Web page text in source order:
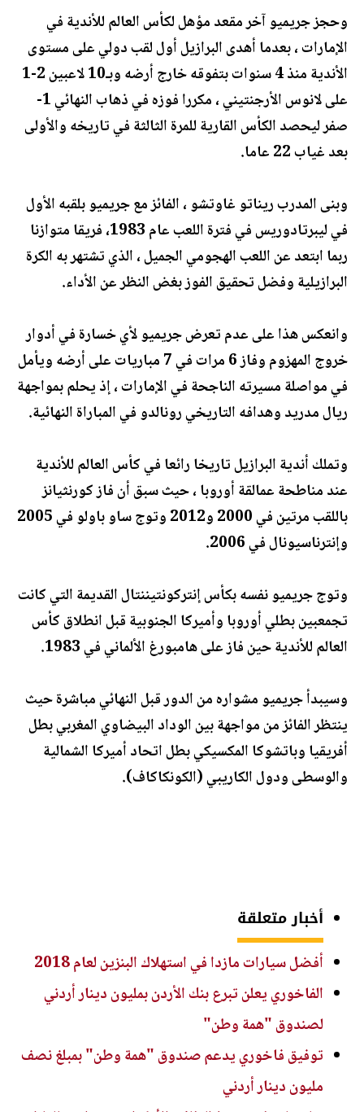
وحجز جريميو آخر مقعد مؤهل لكأس العالم للأندية في
الإمارات ، بعدما أهدى البرازيل أول لقب دولي على مستوى
الأندية منذ 4 سنوات بتفوقه خارج أرضه وبـ10 لاعبين 2-1
على لانوس الأرجنتيني ، مكررا فوزه في ذهاب النهائي 1-
صفر ليحصد الكأس القارية للمرة الثالثة في تاريخه والأولى
بعد غياب 22 عاما.
وبنى المدرب ريناتو غاوتشو ، الفائز مع جريميو بلقبه الأول
في ليبرتادوريس في فترة اللعب عام 1983، فريقا متوازنا
ربما ابتعد عن اللعب الهجومي الجميل ، الذي تشتهر به الكرة
البرازيلية وفضل تحقيق الفوز بغض النظر عن الأداء.
وانعكس هذا على عدم تعرض جريميو لأي خسارة في أدوار
خروج المهزوم وفاز 6 مرات في 7 مباريات على أرضه ويأمل
في مواصلة مسيرته الناجحة في الإمارات ، إذ يحلم بمواجهة
ريال مدريد وهدافه التاريخي رونالدو في المباراة النهائية.
وتملك أندية البرازيل تاريخا رائعا في كأس العالم للأندية
عند مناطحة عمالقة أوروبا ، حيث سبق أن فاز كورنثيانز
باللقب مرتين في 2000 و2012 وتوج ساو باولو في 2005
وإنترناسيونال في 2006.
وتوج جريميو نفسه بكأس إنتركونتيننتال القديمة التي كانت
تجمعبين بطلي أوروبا وأميركا الجنوبية قبل انطلاق كأس
العالم للأندية حين فاز على هامبورغ الألماني في 1983.
وسيبدأ جريميو مشواره من الدور قبل النهائي مباشرة حيث
ينتظر الفائز من مواجهة بين الوداد البيضاوي المغربي بطل
أفريقيا وباتشوكا المكسيكي بطل اتحاد أميركا الشمالية
والوسطى ودول الكاريبي (الكونكاكاف).
أخبار متعلقة
أفضل سيارات مازدا في استهلاك البنزين لعام 2018
الفاخوري يعلن تبرع بنك الأردن بمليون دينار أردني
لصندوق "همة وطن"
توفيق فاخوري يدعم صندوق "همة وطن" بمبلغ نصف
مليون دينار أردني